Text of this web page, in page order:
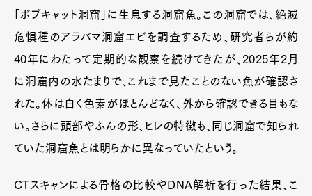
「ボブキャット洞窟」に生息する洞窟魚。この洞窟では、絶滅
危惧種のアラバマ洞窟エビを調査するため、研究者らが約
40年にわたって定期的な観察を続けてきたが、2025年2月
に洞窟内の水たまりで、これまで見たことのない魚が確認さ
れた。体は白く色素がほとんどなく、外から確認できる目もな
い。さらに頭部やふんの形、ヒレの特徴も、同じ洞窟で知られ
ていた洞窟魚とは明らかに異なっていたという。
CTスキャンによる骨格の比較やDNA解析を行った結果、こ